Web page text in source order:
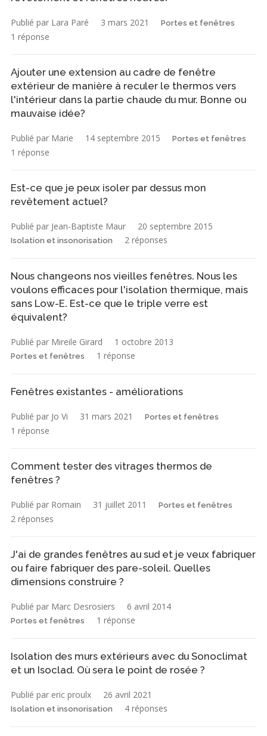
Publié par Lara Paré 3 mars 2021 Portes et fenêtres
1 réponse
Ajouter une extension au cadre de fenêtre
extérieur de manière à reculer le thermos vers
l'intérieur dans la partie chaude du mur. Bonne ou
mauvaise idée?
Publié par Marie 14 septembre 2015 Portes et fenêtres
1 réponse
Est-ce que je peux isoler par dessus mon
revêtement actuel?
Publié par Jean-Baptiste Maur 20 septembre 2015
Isolation et insonorisation 2 réponses
Nous changeons nos vieilles fenêtres. Nous les
voulons efficaces pour l'isolation thermique, mais
sans Low-E. Est-ce que le triple verre est
équivalent?
Publié par Mireile Girard 1 octobre 2013
Portes et fenêtres 1 réponse
Fenêtres existantes - améliorations
Publié par Jo Vi 31 mars 2021 Portes et fenêtres
1 réponse
Comment tester des vitrages thermos de
fenêtres ?
Publié par Romain 31 juillet 2011 Portes et fenêtres
2 réponses
J'ai de grandes fenêtres au sud et je veux fabriquer
ou faire fabriquer des pare-soleil. Quelles
dimensions construire ?
Publié par Marc Desrosiers 6 avril 2014
Portes et fenêtres 1 réponse
Isolation des murs extérieurs avec du Sonoclimat
et un Isoclad. Où sera le point de rosée ?
Publié par eric proulx 26 avril 2021
Isolation et insonorisation 4 réponses